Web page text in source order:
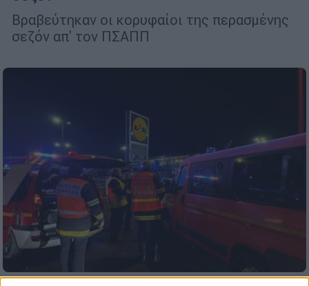
Βραβεύτηκαν οι κορυφαίοι της περασμένης
σεζόν απ' τον ΠΣΑΠΠ